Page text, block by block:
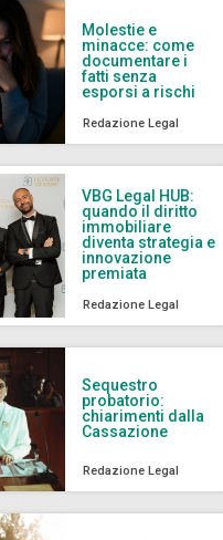
Molestie e
minacce: come
documentare i
fatti senza
esporsi a rischi
Redazione Legal
VBG Legal HUB:
quando il diritto
immobiliare
diventa strategia e
innovazione
premiata
Redazione Legal
Sequestro
probatorio:
chiarimenti dalla
Cassazione
Redazione Legal